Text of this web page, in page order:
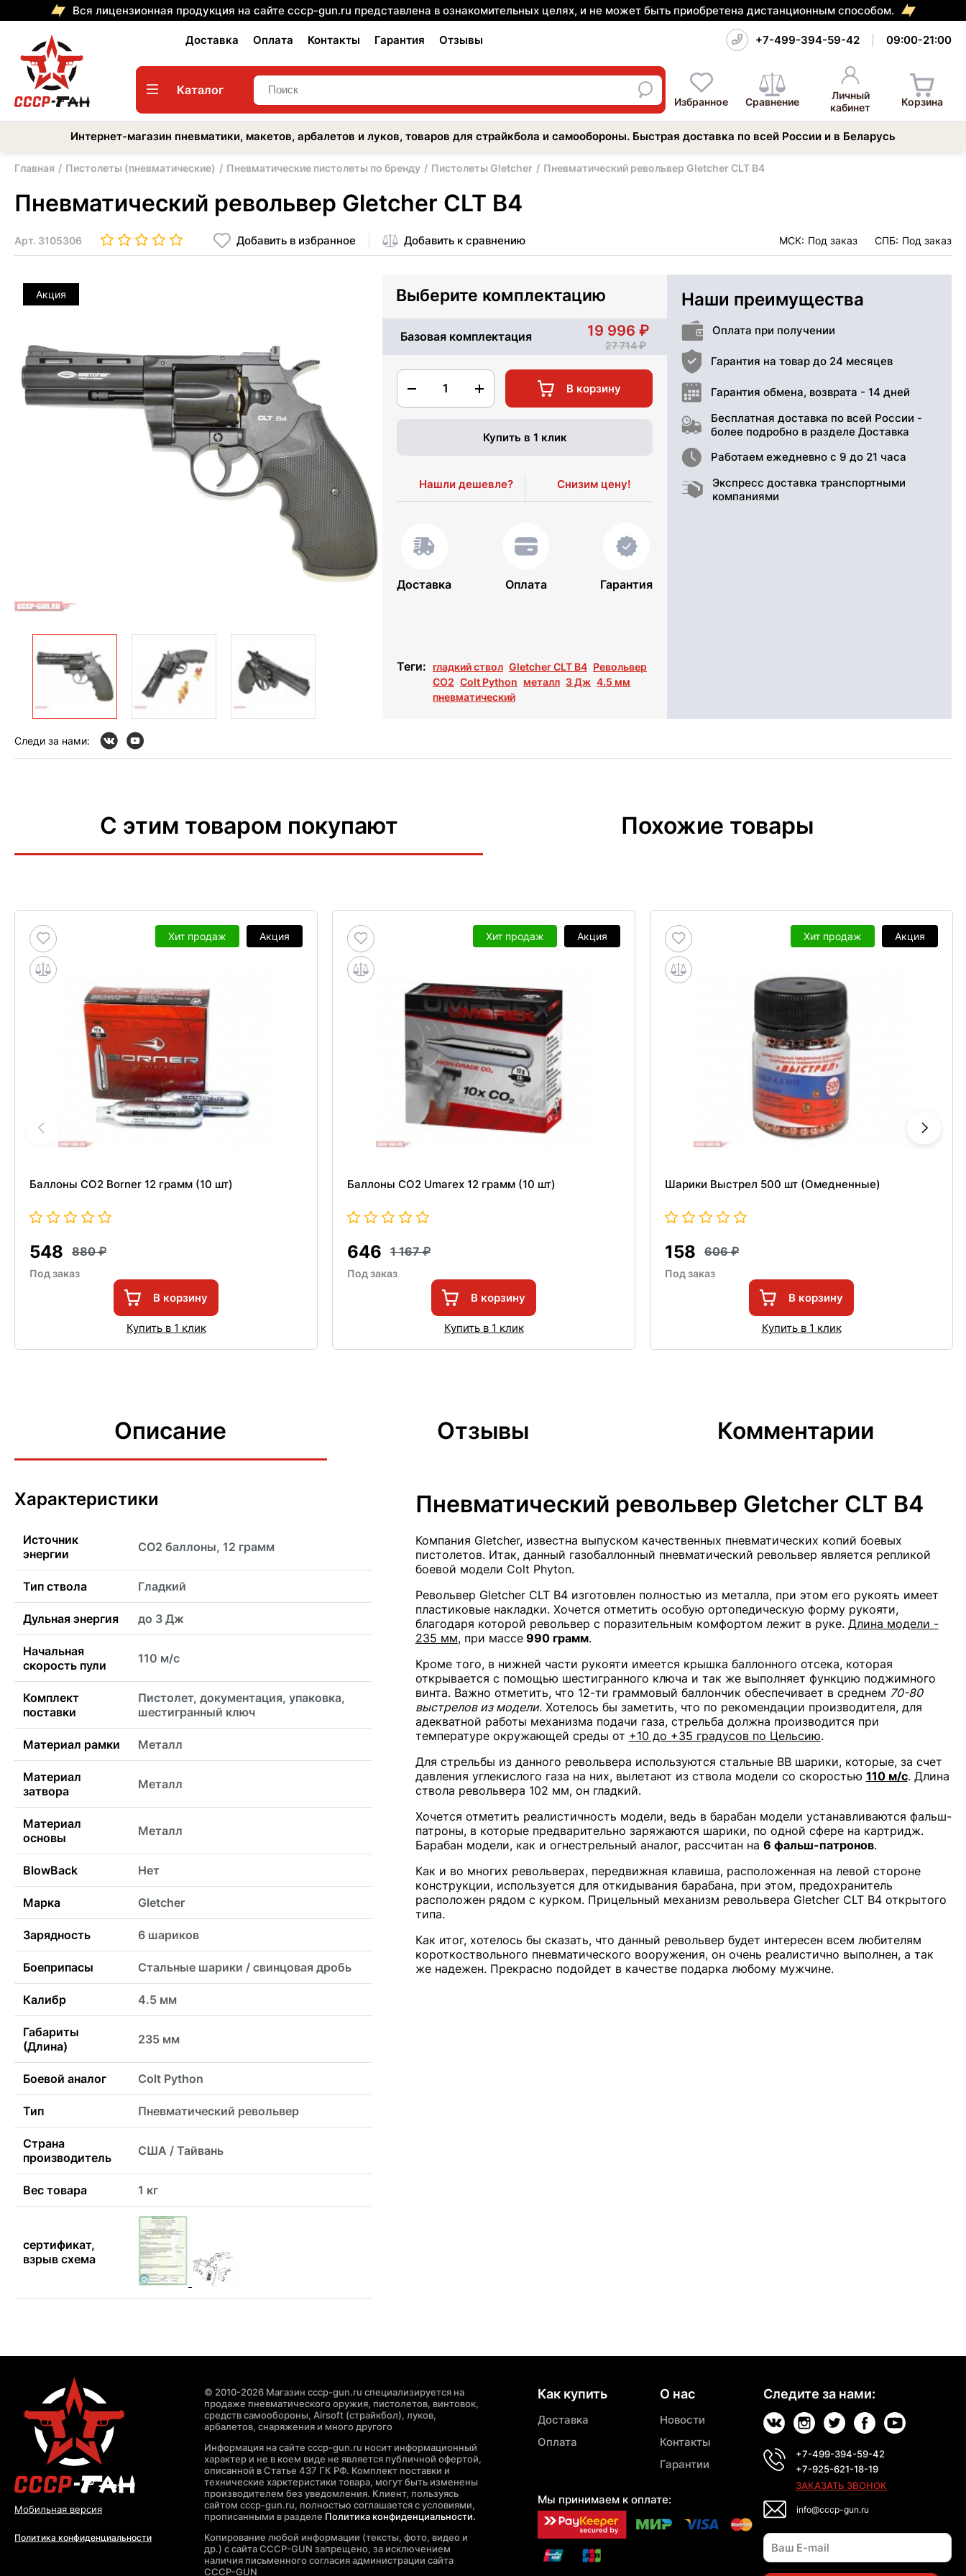
Вся лицензионная продукция на сайте cccp-gun.ru представлена в ознакомительных целях, и не может быть приобретена дистанционным способом.
Доставка Оплата Контакты Гарантия Отзывы +7-499-394-59-42 09:00-21:00
Каталог
Избранное Сравнение
Личный
кабинет
Корзина
Интернет-магазин пневматики, макетов, арбалетов и луков, товаров для страйкбола и самообороны. Быстрая доставка по всей России и в Беларусь
Главная Пистолеты (пневматические) Пневматические пистолеты по бренду Пистолеты Gletcher Пневматический револьвер Gletcher CLT B4
Пневматический револьвер Gletcher CLT B4
Арт. 3105306 Добавить в избранное Добавить к сравнению МСК: Под заказ СПБ: Под заказ
Акция Выберите комплектацию
Базовая комплектация 19 996
27 714
1 В корзину
Купить в 1 клик
Нашли дешевле? Снизим цену!
Доставка Оплата Гарантия
Теги: гладкий ствол Gletcher CLT B4 Револьвер
СО2 Colt Python металл 3 Дж 4.5 мм
пневматический
Наши преимущества
Оплата при получении
Гарантия на товар до 24 месяцев
Гарантия обмена, возврата - 14 дней
Бесплатная доставка по всей России -
более подробно в разделе Доставка
Работаем ежедневно с 9 до 21 часа
Экспресс доставка транспортными
компаниями
Следи за нами:
С этим товаром покупают Похожие товары
Хит продаж Акция
Баллоны СО2 Borner 12 грамм (10 шт)
548 880
Под заказ
В корзину
Купить в 1 клик
Хит продаж Акция
Баллоны СО2 Umarex 12 грамм (10 шт)
646 1 167
Под заказ
В корзину
Купить в 1 клик
Хит продаж Акция
Шарики Выстрел 500 шт (Омедненные)
158 606
Под заказ
В корзину
Купить в 1 клик
Описание Отзывы Комментарии
Характеристики
Источник
энергии
CO2 баллоны, 12 грамм
Тип ствола Гладкий
Дульная энергия до 3 Дж
Начальная
скорость пули
110 м/с
Комплект
поставки
Пистолет, документация, упаковка,
шестигранный ключ
Материал рамки Металл
Материал
затвора
Металл
Материал
основы
Металл
BlowBack Нет
Марка Gletcher
Зарядность 6 шариков
Боеприпасы Стальные шарики / свинцовая дробь
Калибр 4.5 мм
Габариты
(Длина)
235 мм
Боевой аналог Colt Python
Тип Пневматический револьвер
Страна
производитель
США / Тайвань
Вес товара 1 кг
сертификат,
взрыв схема
Пневматический револьвер Gletcher CLT B4
Компания Gletcher, известна выпуском качественных пневматических копий боевых
пистолетов. Итак, данный газобаллонный пневматический револьвер является репликой
боевой модели Colt Phyton.
Револьвер Gletcher CLT B4 изготовлен полностью из металла, при этом его рукоять имеет
пластиковые накладки. Хочется отметить особую ортопедическую форму рукояти,
благодаря которой револьвер с поразительным комфортом лежит в руке. Длина модели -
235 мм, при массе990 грамм.
Кроме того, в нижней части рукояти имеется крышка баллонного отсека, которая
открывается с помощью шестигранного ключа и так же выполняет функцию поджимного
винта. Важно отметить, что 12-ти граммовый баллончик обеспечивает в среднем 70-80
выстрелов из модели. Хотелось бы заметить, что по рекомендации производителя, для
адекватной работы механизма подачи газа, стрельба должна производится при
температуре окружающей среды от +10 до +35 градусов по Цельсию.
Для стрельбы из данного револьвера используются стальные BB шарики, которые, за счет
давления углекислого газа на них, вылетают из ствола модели со скоростью 110 м/с. Длина
ствола револьвера 102 мм, он гладкий.
Хочется отметить реалистичность модели, ведь в барабан модели устанавливаются фальш-
патроны, в которые предварительно заряжаются шарики, по одной сфере на картридж.
Барабан модели, как и огнестрельный аналог, рассчитан на 6 фальш-патронов.
Как и во многих револьверах, передвижная клавиша, расположенная на левой стороне
конструкции, используется для откидывания барабана, при этом, предохранитель
расположен рядом с курком. Прицельный механизм револьвера Gletcher CLT B4 открытого
типа.
Как итог, хотелось бы сказать, что данный револьвер будет интересен всем любителям
короткоствольного пневматического вооружения, он очень реалистично выполнен, а так
же надежен. Прекрасно подойдет в качестве подарка любому мужчине.
Мобильная версия
Политика конфиденциальности
© 2010-2026 Магазин cccp-gun.ru специализируется на
продаже пневматического оружия, пистолетов, винтовок,
средств самообороны, Airsoft (страйкбол), луков,
арбалетов, снаряжения и много другого
Информация на сайте cccp-gun.ru носит информационный
характер и не в коем виде не является публичной офертой,
описанной в Статье 437 ГК РФ. Комплект поставки и
технические харктеристики товара, могут быть изменены
производителем без уведомления. Клиент, пользуясь
сайтом cccp-gun.ru, полностью соглашается с условиями,
прописанными в разделе Политика конфиденциальности.
Копирование любой информации (тексты, фото, видео и
др.) с сайта CCCP-GUN запрещено, за исключением
наличия письменного согласия администрации сайта
CCCP-GUN
Как купить
Доставка
Оплата
Мы принимаем к оплате:
О нас
Новости
Контакты
Гарантии
Следите за нами:
+7-499-394-59-42
+7-925-621-18-19
ЗАКАЗАТЬ ЗВОНОК
info@cccp-gun.ru